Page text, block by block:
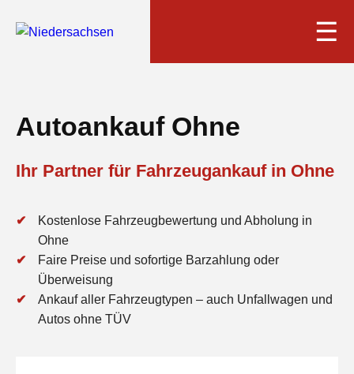
☰
Autoankauf Ohne
Ihr Partner für Fahrzeugankauf in Ohne
Kostenlose Fahrzeugbewertung und Abholung in
Ohne
Faire Preise und sofortige Barzahlung oder
Überweisung
Ankauf aller Fahrzeugtypen – auch Unfallwagen und
Autos ohne TÜV